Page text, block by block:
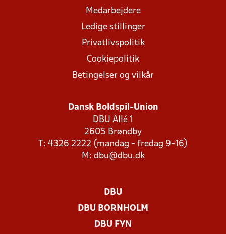
Medarbejdere
Ledige stillinger
Privatlivspolitik
Cookiepolitik
Betingelser og vilkår
Dansk Boldspil-Union
DBU Allé 1
2605 Brøndby
T: 4326 2222 (mandag - fredag 9-16)
M: dbu@dbu.dk
DBU
DBU BORNHOLM
DBU FYN